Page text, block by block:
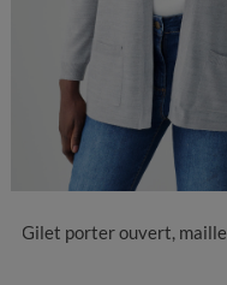
58
Gilet porter ouvert, maille toucher doux